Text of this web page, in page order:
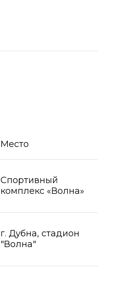
Место
Спортивный
комплекс «Волна»
г. Дубна, стадион
"Волна"